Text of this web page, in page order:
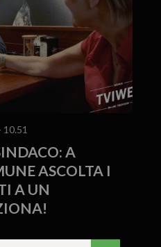
10.51
A
ASCOLTA I
A UN